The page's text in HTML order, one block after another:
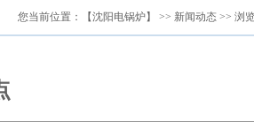
您当前位置： 【沈阳电锅炉】 >> 新闻动态 >> 浏